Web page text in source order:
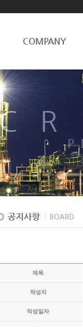
제목
작성자
작성일자